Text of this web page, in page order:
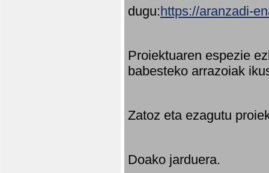
dugu:https://aranzadi-
Proiektuaren espezie
babesteko arrazoiak
Zatoz eta ezagutu
Doako jarduera.